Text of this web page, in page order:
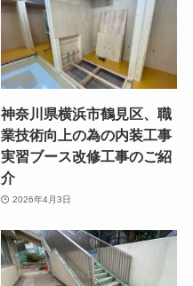
神奈川県横浜市鶴見区、職
業技術向上の為の内装工事
実習ブース改修工事のご紹
介
2026年4月3日